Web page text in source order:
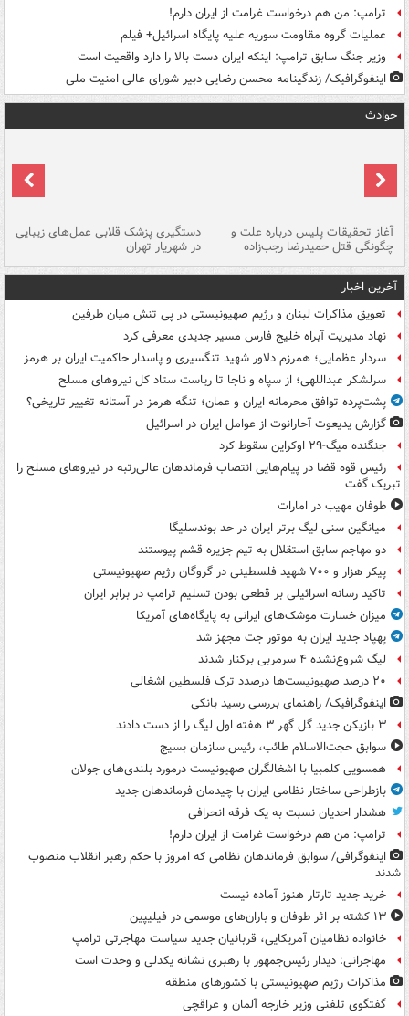
ترامپ: من هم درخواست غرامت از ایران دارم!
عملیات گروه مقاومت سوریه علیه پایگاه اسرائیل+ فیلم
وزیر جنگ سابق ترامپ: اینکه ایران دست بالا را دارد واقعیت است
اینفوگرافیک/ زندگینامه محسن رضایی دبیر شورای عالی امنیت‌ ملی
حوادث
آغاز تحقیقات پلیس درباره علت و
چگونگی قتل حمیدرضا رجب‌زاده
دستگیری پزشک قلابی عمل‌های زیبایی
در شهریار تهران
آخرین اخبار
تعویق مذاکرات لبنان و رژیم صهیونیستی در پی تنش میان طرفین
نهاد مدیریت آبراه خلیج فارس مسیر جدیدی معرفی کرد
سردار عظمایی؛ همرزم دلاور شهید تنگسیری و پاسدار حاکمیت ایران بر هرمز
سرلشکر عبداللهی؛ از سپاه و ناجا تا ریاست ستاد کل نیروهای مسلح
پشت‌پرده توافق محرمانه ایران و عمان؛ تنگه هرمز در آستانه تغییر تاریخی؟
گزارش یدیعوت آحارانوت از عوامل ایران در اسرائیل
جنگنده میگ-۲۹ اوکراین سقوط کرد
رئیس قوه قضا در پیام‌هایی انتصاب‌ فرماندهان عالی‌رتبه در نیروهای مسلح را
تبریک گفت
طوفان مهیب در امارات
میانگین سنی لیگ برتر ایران در حد بوندسلیگا
دو مهاجم سابق استقلال به تیم جزیره قشم پیوستند
پیکر هزار و ۷۰۰ شهید فلسطینی در گروگان رژیم صهیونیستی
تاکید رسانه اسرائیلی بر قطعی بودن تسلیم ترامپ در برابر ایران
میزان خسارت موشک‌های ایرانی به پایگاه‌های آمریکا
پهپاد جدید ایران به موتور جت مجهز شد
لیگ شروع‌نشده ۴ سرمربی برکنار شدند
۲۰ درصد صهیونیست‌ها درصدد ترک فلسطین اشغالی
اینفوگرافیک/ راهنمای بررسی رسید بانکی
۳ بازیکن جدید گل گهر ۳ هفته اول لیگ را از دست دادند
سوابق حجت‌الاسلام طائب، رئیس سازمان بسیج
همسویی کلمبیا با اشغالگران صهیونیست درمورد بلندی‌های جولان
بازطراحی ساختار نظامی ایران با چیدمان فرماندهان جدید
هشدار احدیان نسبت به یک فرقه انحرافی
ترامپ: من هم درخواست غرامت از ایران دارم!
اینفوگرافی/ سوابق فرماندهان نظامی که امروز با حکم رهبر انقلاب منصوب
شدند
خرید جدید تارتار هنوز آماده نیست
۱۳ کشته بر اثر طوفان و باران‌های موسمی در فیلیپین
خانواده نظامیان آمریکایی، قربانیان جدید سیاست مهاجرتی ترامپ
مهاجرانی: دیدار رئیس‌جمهور با رهبری نشانه یکدلی و وحدت است
مذاکرات رژیم صهیونیستی با کشورهای منطقه
گفتگوی تلفنی وزیر خارجه آلمان و عراقچی